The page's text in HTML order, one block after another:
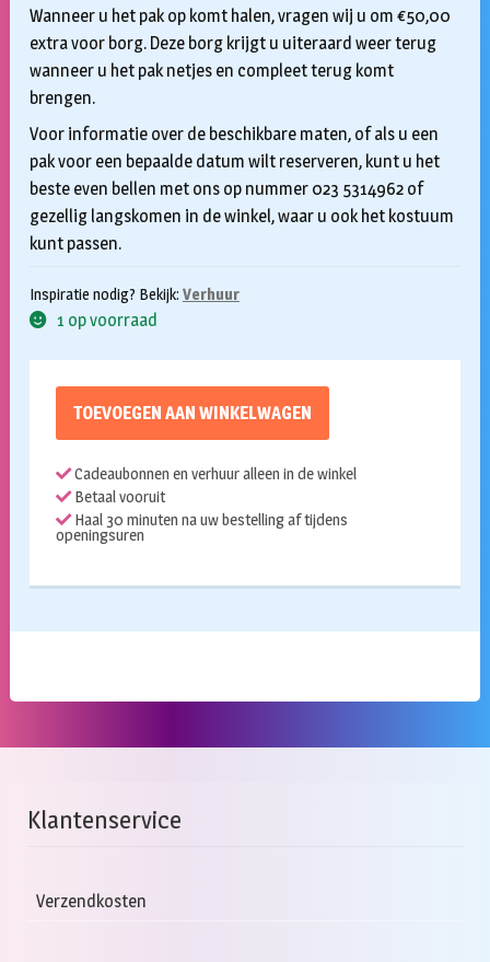
Wanneer u het pak op komt halen, vragen wij u om €50,00
extra voor borg. Deze borg krijgt u uiteraard weer terug
wanneer u het pak netjes en compleet terug komt
brengen.
Voor informatie over de beschikbare maten, of als u een
pak voor een bepaalde datum wilt reserveren, kunt u het
beste even bellen met ons op nummer 023 5314962 of
gezellig langskomen in de winkel, waar u ook het kostuum
kunt passen.
Inspiratie nodig? Bekijk: Verhuur
1 op voorraad
TOEVOEGEN AAN WINKELWAGEN
Cadeaubonnen en verhuur alleen in de winkel
Betaal vooruit
Haal 30 minuten na uw bestelling af tijdens
openingsuren
Klantenservice
Verzendkosten